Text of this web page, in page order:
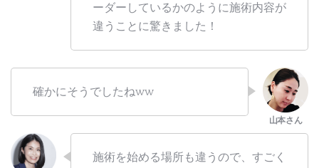
ーダーしているかのように施術内容が
違うことに驚きました！
確かにそうでしたねww
施術を始める場所も違うので、すごく